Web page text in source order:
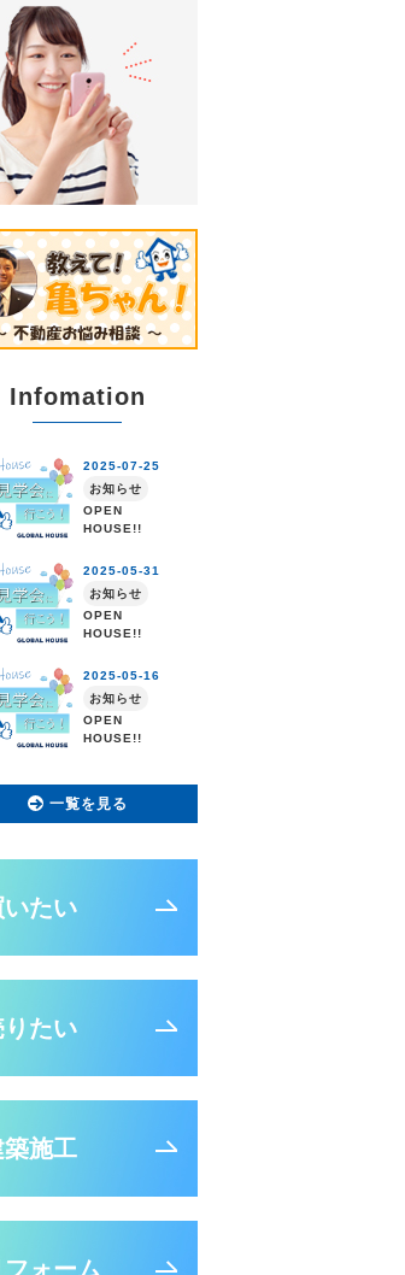
Infomation
一覧を見る
いたい
りたい
築施工
フォーム